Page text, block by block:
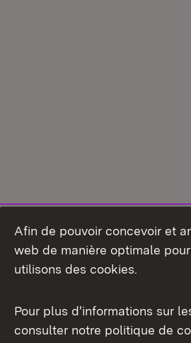
Aperçu des thèmes
Afin de pouvoir concevoir et
web de manière optimale
utilisons des cookies.
Pour plus d'informations sur
consulter notre politique de